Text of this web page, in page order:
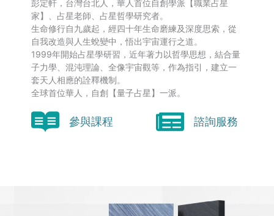
彭定軒，台灣台北人，華人首位自創學派【職業占星
家】、占星老師、占星哲學研究者。
生命修行自九歲起，經四十年生命磨練及深度思索，從
自我改造與人生蛻變中，悟出宇宙運行之道。
1999年開始占星學研習，近年著力以哲學思想，結合量
子力學、混沌理論、全像宇宙觀等，作為指引，建立一
套天人相應的詮釋機制。
全球首位華人，自創【量子占星】一派。
參與課程 諮詢服務